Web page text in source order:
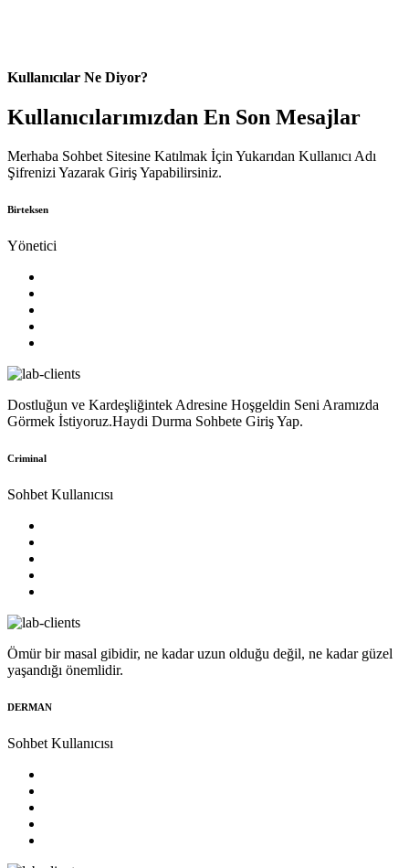
Kullanıcılar Ne Diyor?
Kullanıcılarımızdan En Son Mesajlar
Merhaba Sohbet Sitesine Katılmak İçin Yukarıdan Kullanıcı Adı
Şifrenizi Yazarak Giriş Yapabilirsiniz.
Birteksen
Yönetici
Dostluğun ve Kardeşliğintek Adresine Hoşgeldin Seni Aramızda
Görmek İstiyoruz.Haydi Durma Sohbete Giriş Yap.
Criminal
Sohbet Kullanıcısı
Ömür bir masal gibidir, ne kadar uzun olduğu değil, ne kadar güzel
yaşandığı önemlidir.
DERMAN
Sohbet Kullanıcısı